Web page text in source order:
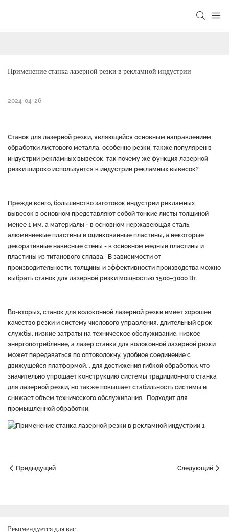
Применение станка лазерной резки в рекламной индустрии
2024-04-26
Станок для лазерной резки, являющийся основным направлением
обработки листового металла, особенно резки, также популярен в
индустрии рекламных вывесок, так почему же функция лазерной
резки широко используется в индустрии рекламных вывесок?
Прежде всего, большинство заготовок индустрии рекламных
вывесок в основном представляют собой тонкие листы толщиной
менее 1 мм, а материалы - в основном нержавеющая сталь,
алюминиевые пластины и оцинкованные пластины, а некоторые
декоративные навесные стены - в основном медные пластины и
пластины из титанового сплава. В зависимости от
производительности, толщины и эффективности производства можно
выбрать станок для лазерной резки мощностью 1500–3000 Вт.
Во-вторых, станок для волоконной лазерной резки имеет хорошее
качество резки и систему числового управления, длительный срок
службы, низкие затраты на техническое обслуживание, низкое
энергопотребление, а лазер станка для волоконной лазерной резки
может передаваться по оптоволокну, удобное соединение с
движущейся платформой. , для достижения гибкой обработки, что
значительно упрощает конструкцию системы традиционного станка
для лазерной резки, но также повышает стабильность системы и
снижает объем технического обслуживания. Подходит для
промышленной обработки.
Предыдущий Следующий
Рекомендуется для вас